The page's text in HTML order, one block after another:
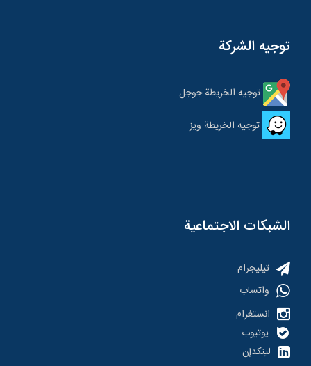
توجيه الشركة
توجيه الخريطة جوجل
توجيه الخريطة ویز
الشبكات الاجتماعية
تیلیجرام
واتساب
انستغرام
یوتیوب
لينكدإن